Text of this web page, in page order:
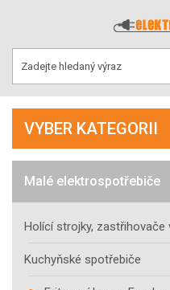
VYBER KATEGORII
Malé elektrospotřebiče
Holící strojky, zastřihovače
Kuchyňské spotřebiče